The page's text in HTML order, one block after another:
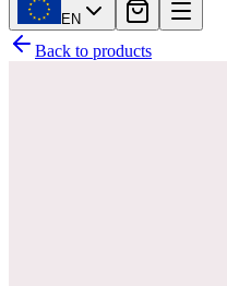
EN
Back to products